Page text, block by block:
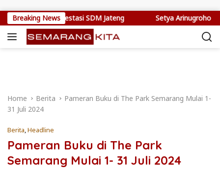
Breaking News
Jadi Investasi SDM Jateng Setya Arinugroho
Home Berita
Pameran Buku di The Park Semarang Mulai 1-
31 Juli 2024
Berita,Headline
Pameran Buku di The Park
Semarang Mulai 1- 31 Juli 2024